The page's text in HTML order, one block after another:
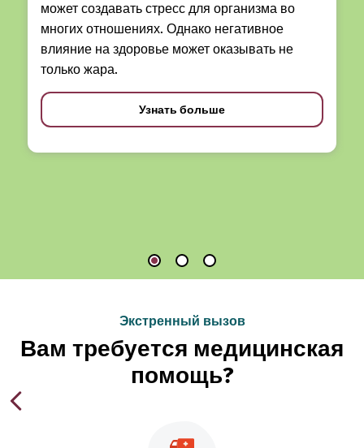
может создавать стресс для организма во
многих отношениях. Однако негативное
влияние на здоровье может оказывать не
только жара.
Узнать больше
Экстренный вызов
Вам требуется медицинская
помощь?